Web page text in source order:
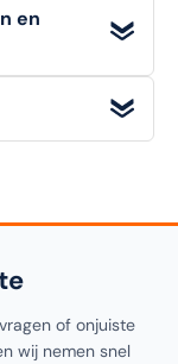
te melden.
en
hieronder op
bovenaan.
of onjuiste
wij nemen snel